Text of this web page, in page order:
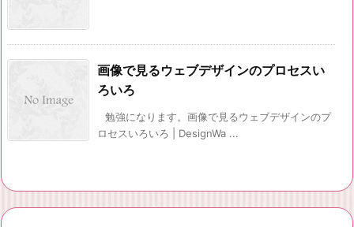
画像で見るウェブデザインのプロセスい
ろいろ
勉強になります。画像で見るウェブデザインのプ
ロセスいろいろ | DesignWa ...